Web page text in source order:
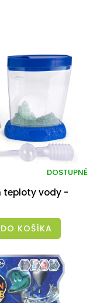
teploty vody -
DOSTUPNÉ
DO KOŠÍKA